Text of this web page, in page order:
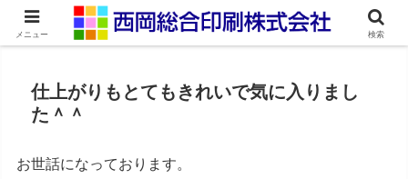
ネット印刷通販・オンデマンド印刷
仕上がりもとてもきれいで気に入りまし
た＾＾
お世話になっております。
メニュー 検索